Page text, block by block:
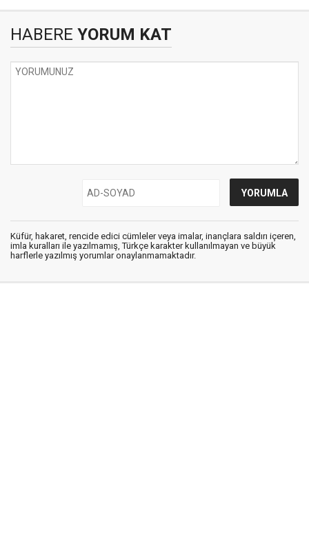
HABERE YORUM KAT
Küfür, hakaret, rencide edici cümleler veya imalar, inançlara saldırı içeren,
imla kuralları ile yazılmamış, Türkçe karakter kullanılmayan ve büyük
harflerle yazılmış yorumlar onaylanmamaktadır.